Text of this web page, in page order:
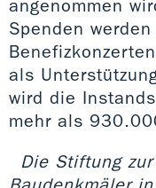
angenommen
Spenden
als
wird die
mehr als
Die Stiftung